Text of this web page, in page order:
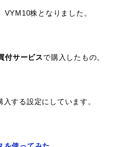
株となりました。
付サービスで購入したもの。
する設定にしています。